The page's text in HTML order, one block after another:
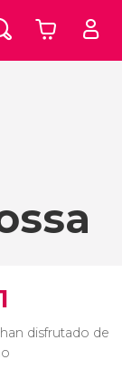
disfrutado de